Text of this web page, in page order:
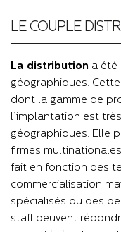
LE COUPLE
La distribution a été
géographiques.
dont la gamme de
l’implantation est
géographiques. Elle
firmes
fait en fonction des
commercialisation
spécialisés ou des
staff peuvent